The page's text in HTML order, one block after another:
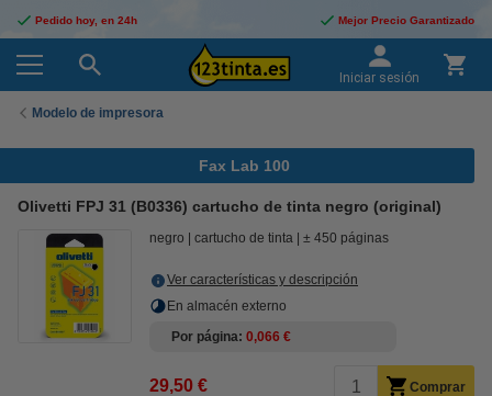
Pedido hoy, en 24h Mejor Precio Garantizado
Iniciar sesión
Modelo de impresora
Fax Lab 100
Olivetti FPJ 31 (B0336) cartucho de tinta negro (original)
negro cartucho de tinta ± 450 páginas
Ver características y descripción
En almacén externo
Por página 0,066 €
29,50 € Comprar